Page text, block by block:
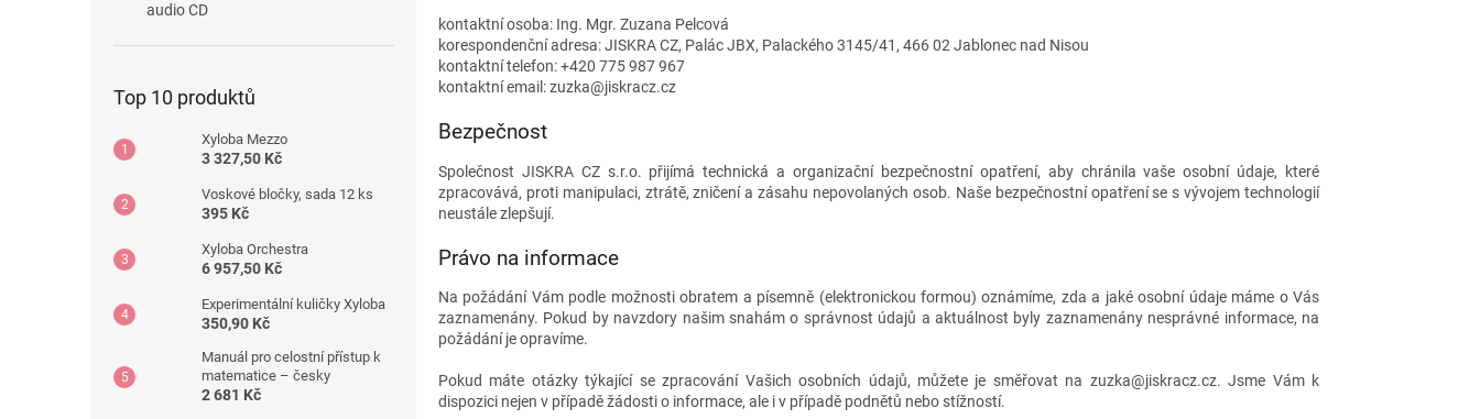
audio CD
Top 10 produktů
Xyloba Mezzo
3 327,50 Kč
Voskové bločky, sada 12 ks
395 Kč
Xyloba Orchestra
6 957,50 Kč
Experimentální kuličky Xyloba
350,90 Kč
Manuál pro celostní přístup k
matematice – česky
2 681 Kč
kontaktní osoba: Ing. Mgr. Zuzana Pelcová
korespondenční adresa: JISKRA CZ, Palác JBX, Palackého 3145/41, 466 02 Jablonec nad Nisou
kontaktní telefon: +420 775 987 967
kontaktní email: zuzka@jiskracz.cz
Bezpečnost
Společnost JISKRA CZ s.r.o. přijímá technická a organizační bezpečnostní opatření, aby chránila vaše osobní údaje, které
zpracovává, proti manipulaci, ztrátě, zničení a zásahu nepovolaných osob. Naše bezpečnostní opatření se s vývojem technologií
neustále zlepšují.
Právo na informace
Na požádání Vám podle možnosti obratem a písemně (elektronickou formou) oznámíme, zda a jaké osobní údaje máme o Vás
zaznamenány. Pokud by navzdory našim snahám o správnost údajů a aktuálnost byly zaznamenány nesprávné informace, na
požádání je opravíme.
Pokud máte otázky týkající se zpracování Vašich osobních údajů, můžete je směřovat na zuzka@jiskracz.cz. Jsme Vám k
dispozici nejen v případě žádosti o informace, ale i v případě podnětů nebo stížností.